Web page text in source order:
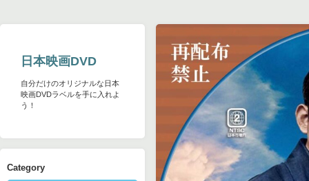
日本映画DVD
自分だけのオリジナルな日本
映画DVDラベルを手に入れよ
う！
Category